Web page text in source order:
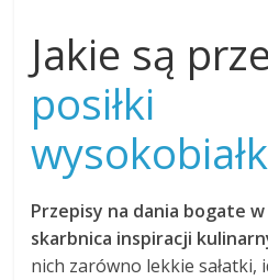
Jakie są
posiłki
Przepisy na dania bogate
skarbnica inspiracji
nich zarówno lekkie sałatki,